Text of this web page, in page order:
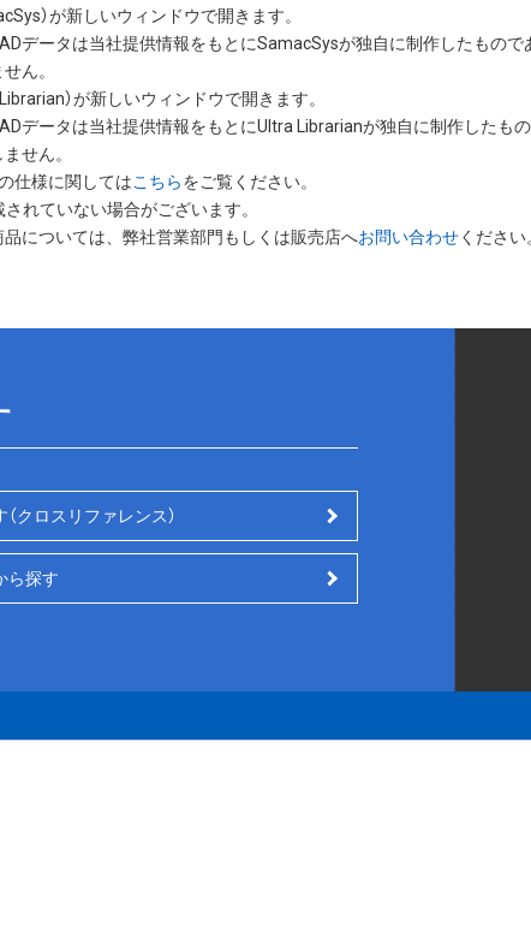
）が新しいウィンドウで開きます。
データは当社提供情報をもとにSamacSysが独自に制作したもの
ん。
）が新しいウィンドウで開きます。
データは当社提供情報をもとにUltra Librarianが独自に制作したも
せん。
仕様に関してはこちらをご覧ください。
れていない場合がございます。
については、弊社営業部門もしくは販売店へお問い合わせください
クロスリファレンス）
ら探す